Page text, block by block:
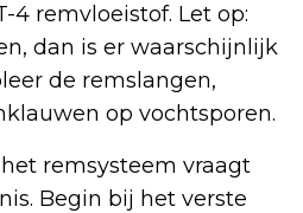
4 remvloeistof. Let op:
dan is er waarschijnlijk
de remslangen,
op vochtsporen.
remsysteem vraagt
Begin bij het verste